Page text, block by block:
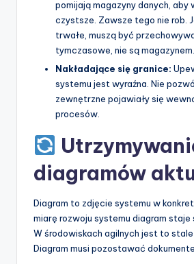
pomijają magazyny danych, aby
czystsze. Zawsze tego nie rob.
trwałe, muszą być
tymczasowe, nie są magazynem.
Nakładające się granice:
systemu jest wyraźna. Nie
zewnętrzne pojawiały się
procesów.
diagramów
Diagram to zdjęcie systemu w
miarę rozwoju systemu diagram staje
W środowiskach agilnych jest to
Diagram musi pozostawać